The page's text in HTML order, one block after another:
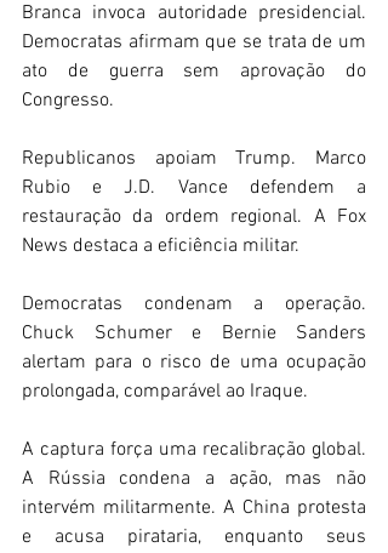
Branca invoca autoridade presidencial.
Democratas afirmam que se trata de um
ato de guerra sem aprovação do
Congresso.
Republicanos apoiam Trump. Marco
Rubio e J.D. Vance defendem a
restauração da ordem regional. A Fox
News destaca a eficiência militar.
Democratas condenam a operação.
Chuck Schumer e Bernie Sanders
alertam para o risco de uma ocupação
prolongada, comparável ao Iraque.
A captura força uma recalibração global.
A Rússia condena a ação, mas não
intervém militarmente. A China protesta
e acusa pirataria, enquanto seus